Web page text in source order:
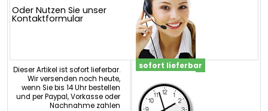
Oder Nutzen Sie unser
Kontaktformular
Dieser Artikel ist sofort lieferbar.
Wir versenden noch heute,
wenn Sie bis 14 Uhr bestellen
und per Paypal, Vorkasse oder
Nachnahme zahlen
sofort lieferbar